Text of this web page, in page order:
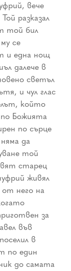
вече
разказал
той бил
се
и една нощ
далече в
светъл
и чул глас
който
Божията
по сърце
да
той
старец
живял
от него на
за
във
в
по един
до самата